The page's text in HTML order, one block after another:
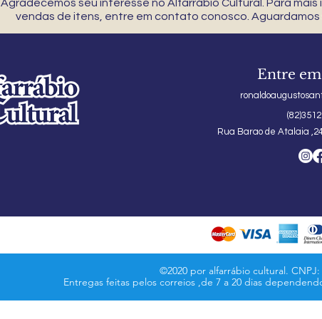
Agradecemos seu interesse no Alfarrábio Cultural. Para
vendas de itens, entre em contato conosco.
Entre
Rua Barao de Atalaia
©2020 por alfarrábio cultural.
Entregas feitas pelos correios ,de 7 a 20 dias